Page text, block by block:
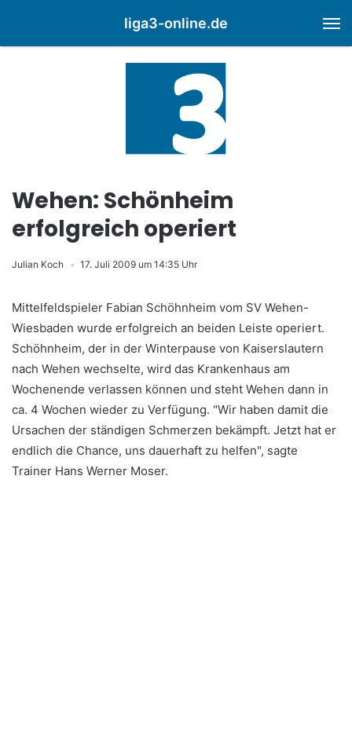
liga3-online.de
Wehen: Schönheim
erfolgreich operiert
Julian Koch 17. Juli 2009 um 14:35 Uhr
Mittelfeldspieler Fabian Schöhnheim vom SV Wehen-
Wiesbaden wurde erfolgreich an beiden Leiste operiert.
Schöhnheim, der in der Winterpause von Kaiserslautern
nach Wehen wechselte, wird das Krankenhaus am
Wochenende verlassen können und steht Wehen dann in
ca. 4 Wochen wieder zu Verfügung. "Wir haben damit die
Ursachen der ständigen Schmerzen bekämpft. Jetzt hat er
endlich die Chance, uns dauerhaft zu helfen", sagte
Trainer Hans Werner Moser.